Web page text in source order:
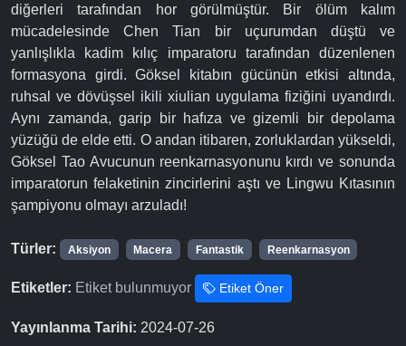
diğerleri tarafından hor görülmüştür. Bir ölüm kalım
mücadelesinde Chen Tian bir uçurumdan düştü ve
yanlışlıkla kadim kılıç imparatoru tarafından düzenlenen
formasyona girdi. Göksel kitabın gücünün etkisi altında,
ruhsal ve dövüşsel ikili xiulian uygulama fiziğini uyandırdı.
Aynı zamanda, garip bir hafıza ve gizemli bir depolama
yüzüğü de elde etti. O andan itibaren, zorluklardan yükseldi,
Göksel Tao Avucunun reenkarnasyonunu kırdı ve sonunda
imparatorun felaketinin zincirlerini aştı ve Lingwu Kıtasının
şampiyonu olmayı arzuladı!
Türler: Aksiyon Macera Fantastik Reenkarnasyon
Etiketler: Etiket bulunmuyor Etiket Öner
Yayınlanma Tarihi: 2024-07-26